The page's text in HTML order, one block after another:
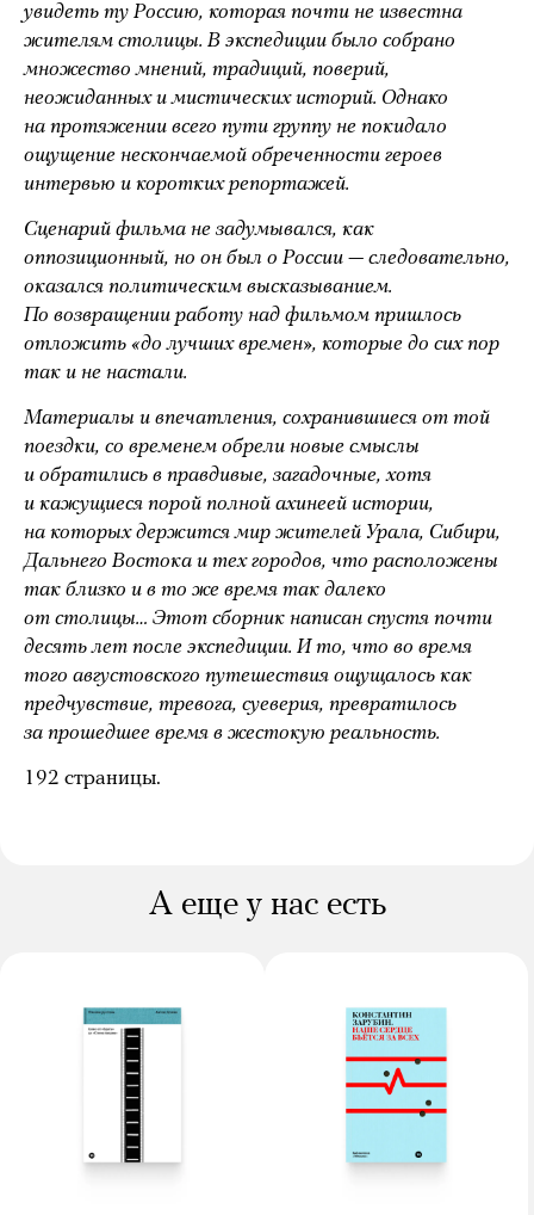
увидеть ту Россию, которая почти не известна
жителям столицы. В экспедиции было собрано
множество мнений, традиций, поверий,
неожиданных и мистических историй. Однако
на протяжении всего пути группу не покидало
ощущение нескончаемой обреченности героев
интервью и коротких репортажей.
Сценарий фильма не задумывался, как
оппозиционный, но он был о России — следовательно,
оказался политическим высказыванием.
По возвращении работу над фильмом пришлось
отложить «до лучших времен», которые до сих пор
так и не настали.
Материалы и впечатления, сохранившиеся от той
поездки, со временем обрели новые смыслы
и обратились в правдивые, загадочные, хотя
и кажущиеся порой полной ахинеей истории,
на которых держится мир жителей Урала, Сибири,
Дальнего Востока и тех городов, что расположены
так близко и в то же время так далеко
от столицы… Этот сборник написан спустя почти
десять лет после экспедиции. И то, что во время
того августовского путешествия ощущалось как
предчувствие, тревога, суеверия, превратилось
за прошедшее время в жестокую реальность.
192 страницы.
А еще у нас есть